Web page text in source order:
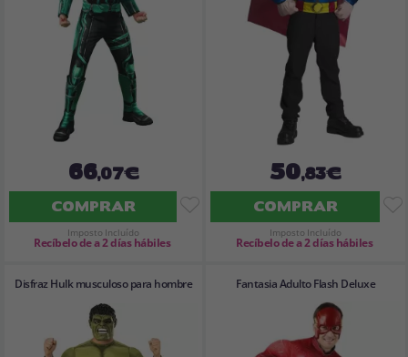
66,07€
COMPRAR
Imposto Incluído
Recíbelo de a 2 días hábiles
50,83€
COMPRAR
Imposto Incluído
Recíbelo de a 2 días hábiles
Disfraz Hulk musculoso para hombre Fantasia Adulto Flash Deluxe